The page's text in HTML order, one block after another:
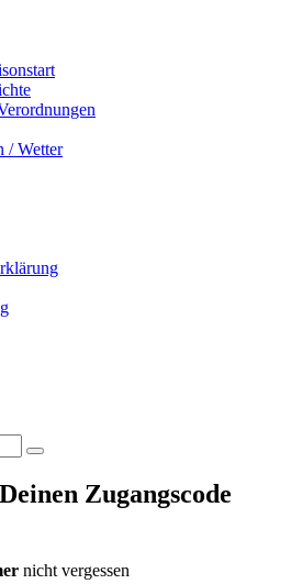
/ Wetter
Zugangscode
nicht vergessen